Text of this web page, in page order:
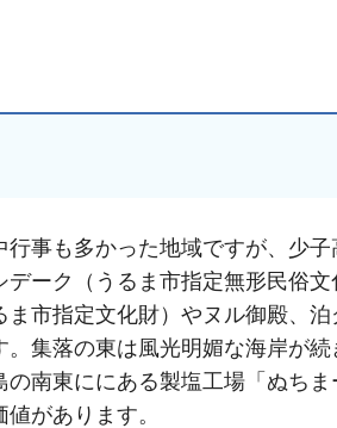
事も多かった地域ですが、少
ーク（うるま市指定無形民俗
市指定文化財）やヌル御殿、
集落の東は風光明媚な海岸が続
南東ににある製塩工場「ぬち
があります。